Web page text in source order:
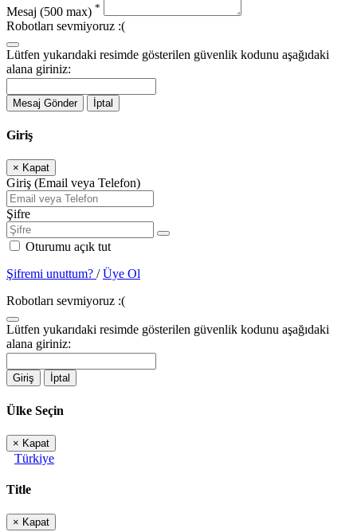
Mesaj (500 max) *
Robotları sevmiyoruz :(
Lütfen yukarıdaki resimde gösterilen güvenlik kodunu aşağıdaki
alana giriniz:
Mesaj Gönder İptal
Giriş
× Kapat
Giriş (Email veya Telefon)
Şifre
Oturumu açık tut
Şifremi unuttum? /Üye Ol
Robotları sevmiyoruz :(
Lütfen yukarıdaki resimde gösterilen güvenlik kodunu aşağıdaki
alana giriniz:
Giriş İptal
Ülke Seçin
× Kapat
Türkiye
Title
× Kapat